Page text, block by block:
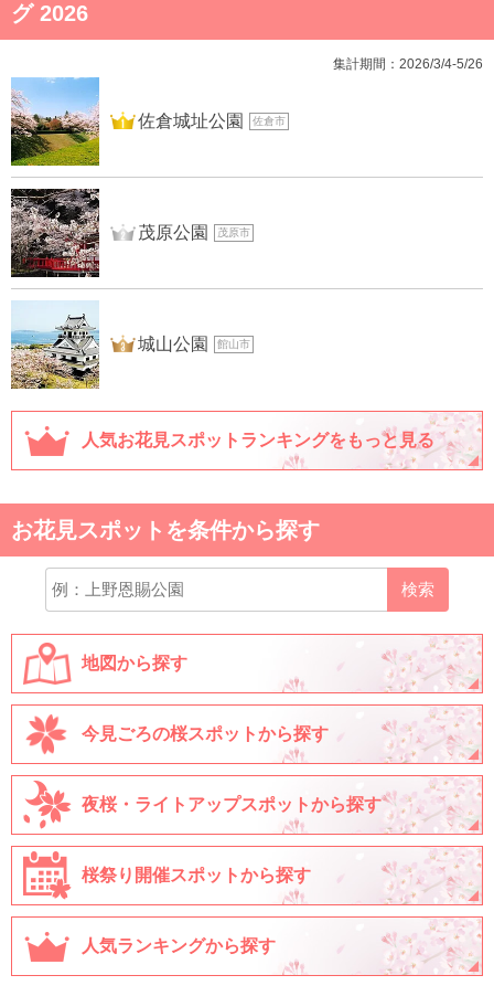
グ 2026
集計期間：2026/3/4-5/26
1位佐倉城址公園 佐倉市
2位茂原公園 茂原市
3位城山公園 館山市
人気お花見スポットランキングをもっと見る
お花見スポットを条件から探す
検索
地図から探す
今見ごろの桜スポットから探す
夜桜・ライトアップスポットから探す
桜祭り開催スポットから探す
人気ランキングから探す